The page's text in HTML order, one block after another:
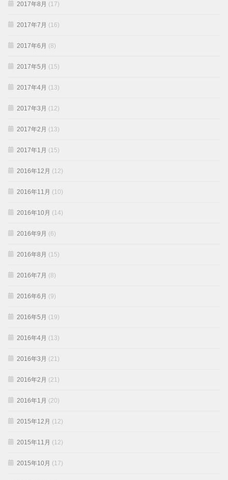
2017年8月 (17)
2017年7月 (16)
2017年6月 (8)
2017年5月 (15)
2017年4月 (13)
2017年3月 (12)
2017年2月 (13)
2017年1月 (15)
2016年12月 (12)
2016年11月 (10)
2016年10月 (14)
2016年9月 (6)
2016年8月 (15)
2016年7月 (8)
2016年6月 (9)
2016年5月 (19)
2016年4月 (13)
2016年3月 (21)
2016年2月 (21)
2016年1月 (20)
2015年12月 (12)
2015年11月 (12)
2015年10月 (17)